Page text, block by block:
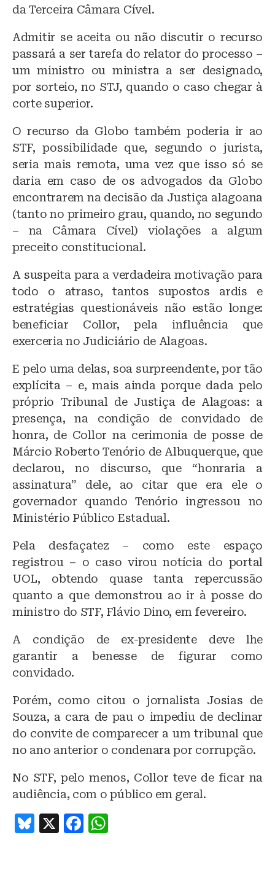
da Terceira Câmara Cível.
Admitir se aceita ou não discutir o recurso
passará a ser tarefa do relator do processo –
um ministro ou ministra a ser designado,
por sorteio, no STJ, quando o caso chegar à
corte superior.
O recurso da Globo também poderia ir ao
STF, possibilidade que, segundo o jurista,
seria mais remota, uma vez que isso só se
daria em caso de os advogados da Globo
encontrarem na decisão da Justiça alagoana
(tanto no primeiro grau, quando, no segundo
– na Câmara Cível) violações a algum
preceito constitucional.
A suspeita para a verdadeira motivação para
todo o atraso, tantos supostos ardis e
estratégias questionáveis não estão longe:
beneficiar Collor, pela influência que
exerceria no Judiciário de Alagoas.
E pelo uma delas, soa surpreendente, por tão
explícita – e, mais ainda porque dada pelo
próprio Tribunal de Justiça de Alagoas: a
presença, na condição de convidado de
honra, de Collor na cerimonia de posse de
Márcio Roberto Tenório de Albuquerque, que
declarou, no discurso, que “honraria a
assinatura” dele, ao citar que era ele o
governador quando Tenório ingressou no
Ministério Público Estadual.
Pela desfaçatez – como este espaço
registrou – o caso virou notícia do portal
UOL, obtendo quase tanta repercussão
quanto a que demonstrou ao ir à posse do
ministro do STF, Flávio Dino, em fevereiro.
A condição de ex-presidente deve lhe
garantir a benesse de figurar como
convidado.
Porém, como citou o jornalista Josias de
Souza, a cara de pau o impediu de declinar
do convite de comparecer a um tribunal que
no ano anterior o condenara por corrupção.
No STF, pelo menos, Collor teve de ficar na
audiência, com o público em geral.
B
X
F